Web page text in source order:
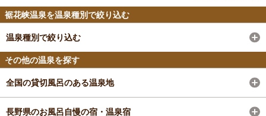
裾花峡温泉を温泉種別で絞り込む
温泉種別で絞り込む
その他の温泉を探す
全国の貸切風呂のある温泉地
長野県のお風呂自慢の宿・温泉宿